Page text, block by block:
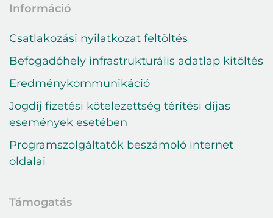
Bejelentkezés
E-mail cím
Jelszó
Elfelejtett jelszó
Információ
Csatlakozási nyilatkozat feltöltés
Befogadóhely infrastrukturális adatlap kitöltés
Eredménykommunikáció
Jogdíj fizetési kötelezettség térítési díjas
események esetében
Programszolgáltatók beszámoló internet
oldalai
Támogatás